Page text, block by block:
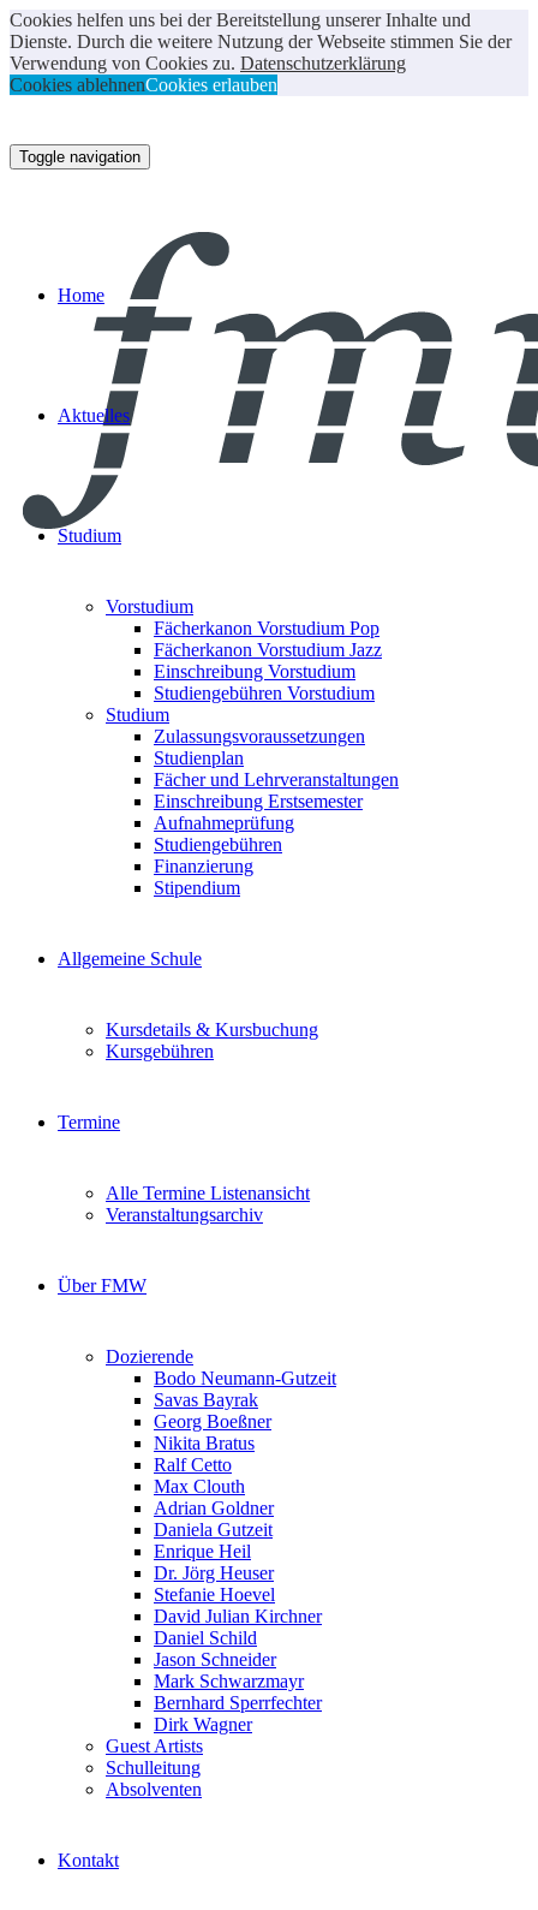
Cookies helfen uns bei der Bereitstellung unserer Inhalte und
Dienste. Durch die weitere Nutzung der Webseite stimmen Sie der
Verwendung von Cookies zu. Datenschutzerklärung
Cookies ablehnenCookies erlauben
Toggle navigation
Home
Aktuelles
Studium
Vorstudium
Fächerkanon Vorstudium Pop
Fächerkanon Vorstudium Jazz
Einschreibung Vorstudium
Studiengebühren Vorstudium
Studium
Zulassungsvoraussetzungen
Studienplan
Fächer und Lehrveranstaltungen
Einschreibung Erstsemester
Aufnahmeprüfung
Studiengebühren
Finanzierung
Stipendium
Allgemeine Schule
Kursdetails & Kursbuchung
Kursgebühren
Termine
Alle Termine Listenansicht
Veranstaltungsarchiv
Über FMW
Dozierende
Bodo Neumann-Gutzeit
Savas Bayrak
Georg Boeßner
Nikita Bratus
Ralf Cetto
Max Clouth
Adrian Goldner
Daniela Gutzeit
Enrique Heil
Dr. Jörg Heuser
Stefanie Hoevel
David Julian Kirchner
Daniel Schild
Jason Schneider
Mark Schwarzmayr
Bernhard Sperrfechter
Dirk Wagner
Guest Artists
Schulleitung
Absolventen
Kontakt